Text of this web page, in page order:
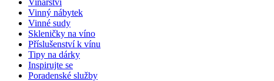
Vinařství
Vinný nábytek
Vinné sudy
Skleničky na víno
Příslušenství k vínu
Tipy na dárky
Inspirujte se
Poradenské služby